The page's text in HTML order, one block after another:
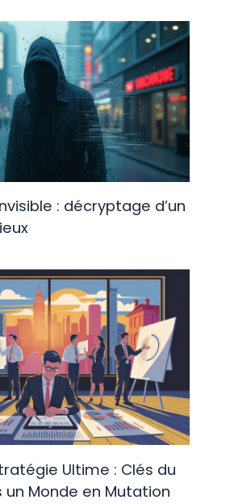
: décryptage d’un
Ultime : Clés du
un Monde en Mutation